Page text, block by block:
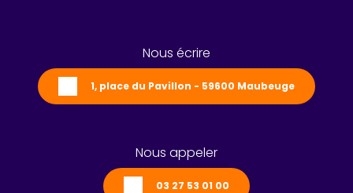
Nous écrire
1, place du Pavillon - 59600 Maubeuge
Nous appeler
03 27 53 01 00